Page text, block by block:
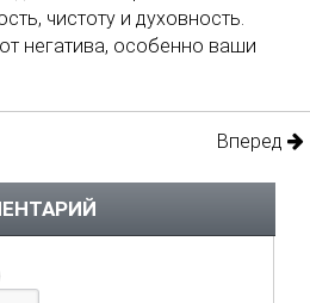
чистоту и духовность.
негатива, особенно ваши
Вперед